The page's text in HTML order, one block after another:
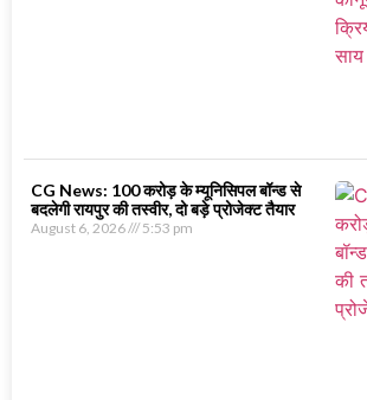
CG News: 100 करोड़ के म्यूनिसिपल बॉन्ड से
बदलेगी रायपुर की तस्वीर, दो बड़े प्रोजेक्ट तैयार
August 6, 2026 5:53 pm